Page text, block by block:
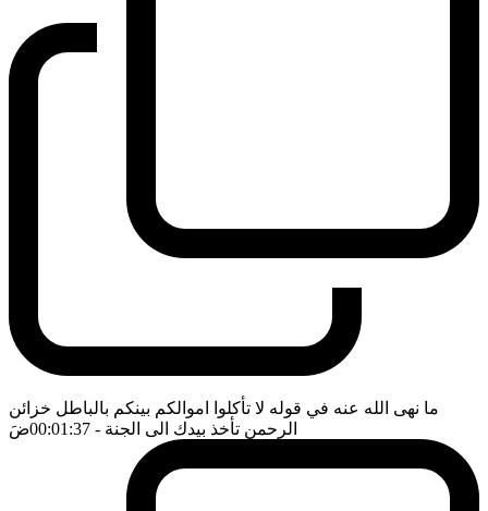
ما نهى الله عنه في قوله لا تأكلوا اموالكم بينكم بالباطل خزائن
الرحمن تأخذ بيدك الى الجنة - 00:01:37 ضَ